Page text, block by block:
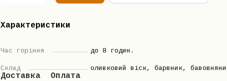
Характеристики
Час горіння до 8 годин.
Склад оливковий віск, барвник,
Доставка Оплата